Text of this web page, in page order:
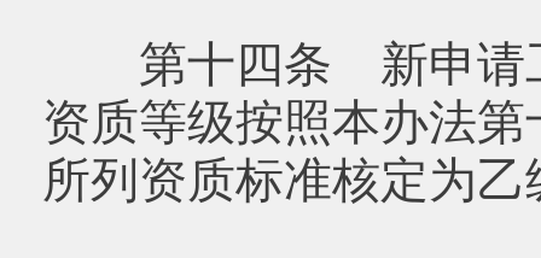
第十四条 新申请工
资质等级按照本办法
所列资质标准核定为